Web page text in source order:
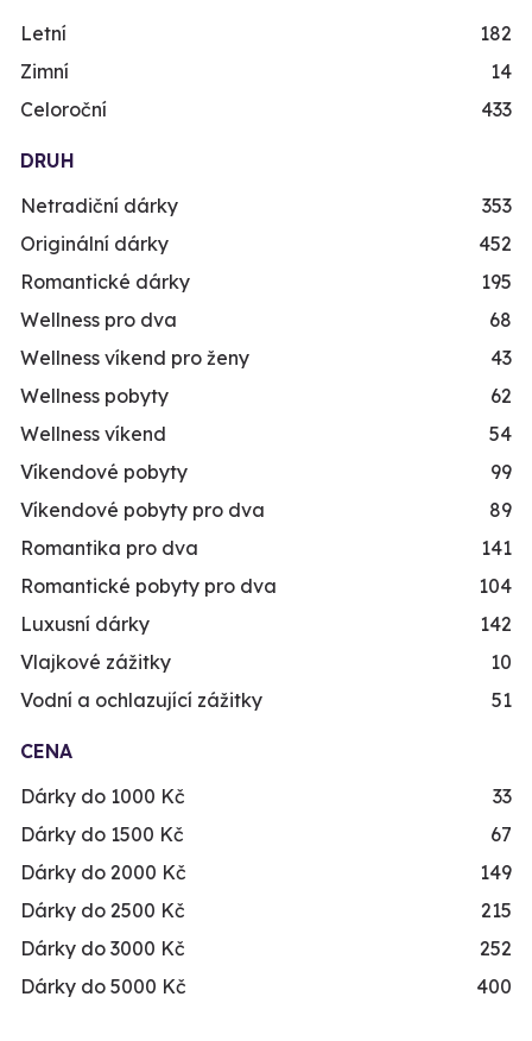
Letní
182
Zimní
14
Celoroční
433
DRUH
Netradiční dárky
353
Originální dárky
452
Romantické dárky
195
Wellness pro dva
68
Wellness víkend pro ženy
43
Wellness pobyty
62
Wellness víkend
54
Víkendové pobyty
99
Víkendové pobyty pro dva
89
Romantika pro dva
141
Romantické pobyty pro dva
104
Luxusní dárky
142
Vlajkové zážitky
10
Vodní a ochlazující zážitky
51
CENA
Dárky do 1000 Kč
33
Dárky do 1500 Kč
67
Dárky do 2000 Kč
149
Dárky do 2500 Kč
215
Dárky do 3000 Kč
252
Dárky do 5000 Kč
400